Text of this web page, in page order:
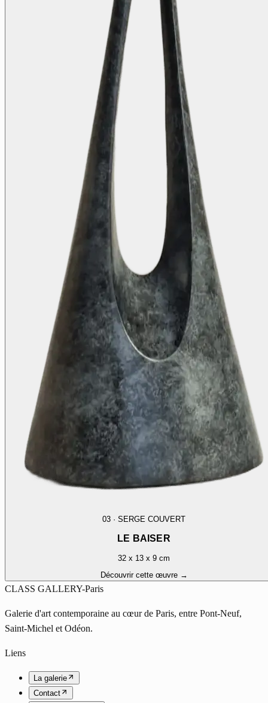
03 · SERGE COUVERT
LE BAISER
32 x 13 x 9 cm
Découvrir cette œuvre →
CLASS GALLERY-Paris
Galerie d'art contemporaine au cœur de Paris, entre Pont-Neuf,
Saint-Michel et Odéon.
Liens
La galerie
Contact